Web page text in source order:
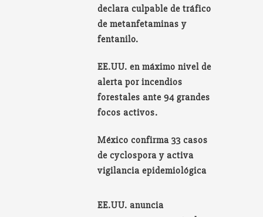
declara culpable de tráfico
de metanfetaminas y
fentanilo.
EE.UU. en máximo nivel de
alerta por incendios
forestales ante 94 grandes
focos activos.
México confirma 33 casos
de cyclospora y activa
vigilancia epidemiológica
EE.UU. anuncia